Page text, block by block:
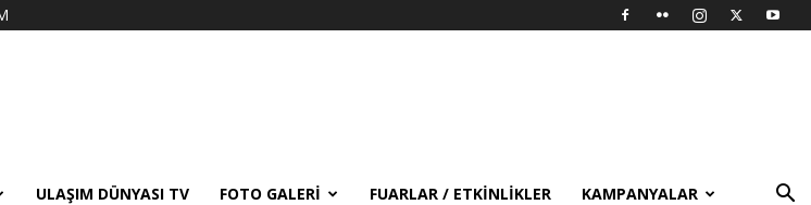
ULAŞIM DÜNYASI TV FOTO GALERI FUARLAR / ETKINLIKLER KAMPANYALAR